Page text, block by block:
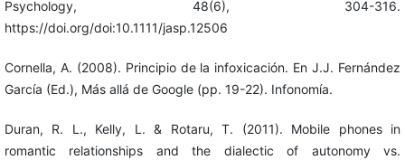
Psychology, 48(6), 304-316.
https://doi.org/doi:10.1111/jasp.12506
Cornella, A. (2008). Principio de la infoxicación. En J.J. Fernández
García (Ed.), Más allá de Google (pp. 19-22). Infonomía.
Duran, R. L., Kelly, L. & Rotaru, T. (2011). Mobile phones in
romantic relationships and the dialectic of autonomy vs.